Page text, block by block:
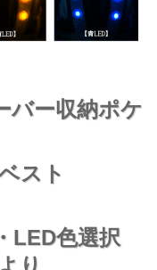
バー収納ポケ
スト
LED色選択
り